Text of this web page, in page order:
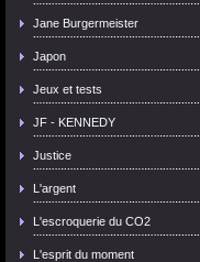
Jane Burgermeister
Japon
Jeux et tests
JF - KENNEDY
Justice
L'argent
L'escroquerie du CO2
L'esprit du moment